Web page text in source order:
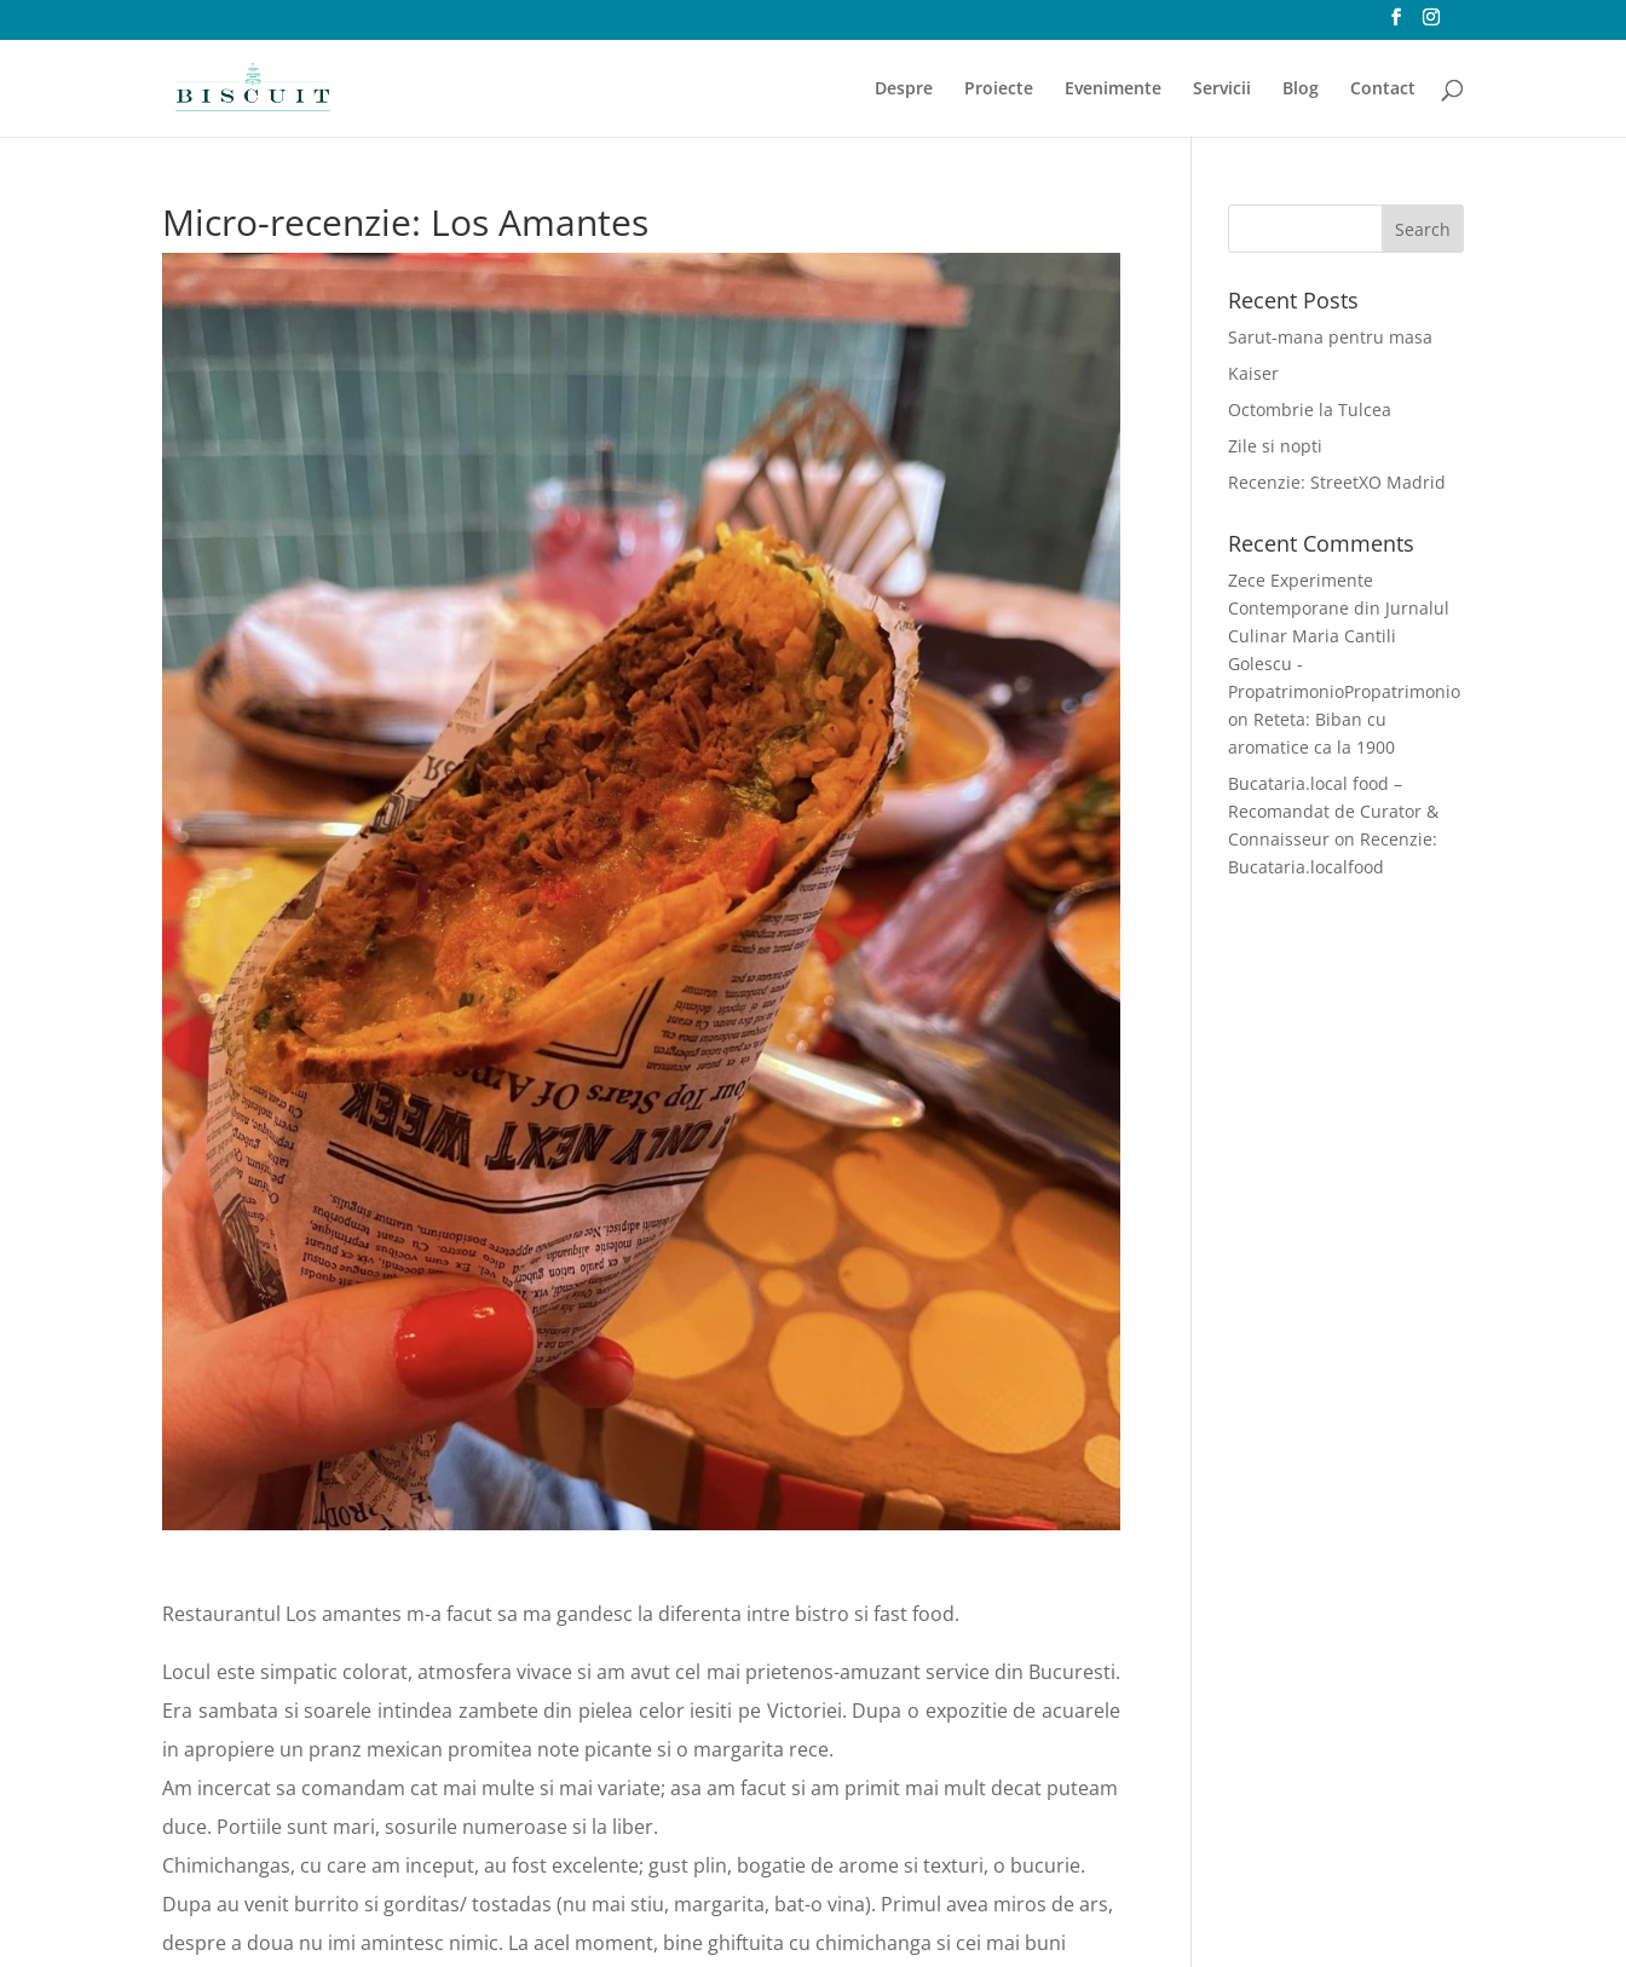
Despre Proiecte Evenimente Servicii Blog Contact
Micro-recenzie: Los Amantes
Restaurantul Los amantes m-a facut sa ma gandesc la diferenta intre bistro si fast food.
Locul este simpatic colorat, atmosfera vivace si am avut cel mai prietenos-amuzant service din Bucuresti.
Era sambata si soarele intindea zambete din pielea celor iesiti pe Victoriei. Dupa o expozitie de acuarele
in apropiere un pranz mexican promitea note picante si o margarita rece.
Am incercat sa comandam cat mai multe si mai variate; asa am facut si am primit mai mult decat puteam
duce. Portiile sunt mari, sosurile numeroase si la liber.
Chimichangas, cu care am inceput, au fost excelente; gust plin, bogatie de arome si texturi, o bucurie.
Dupa au venit burrito si gorditas/ tostadas (nu mai stiu, margarita, bat-o vina). Primul avea miros de ars,
despre a doua nu imi amintesc nimic. La acel moment, bine ghiftuita cu chimichanga si cei mai buni
Recent Posts
Sarut-mana pentru masa
Kaiser
Octombrie la Tulcea
Zile si nopti
Recenzie: StreetXO Madrid
Recent Comments
Zece Experimente
Contemporane din Jurnalul
Culinar Maria Cantili
Golescu -
PropatrimonioPropatrimonio
on Reteta: Biban cu
aromatice ca la 1900
Bucataria.local food –
Recomandat de Curator &
Connaisseur on Recenzie:
Bucataria.localfood